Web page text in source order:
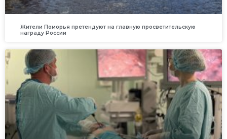
Жители Поморья претендуют на главную просветительскую
награду России